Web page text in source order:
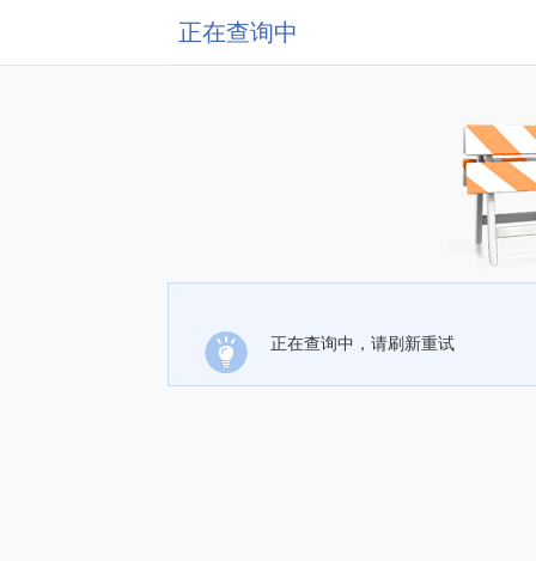
正在查询中
正在查询中，请刷新重试